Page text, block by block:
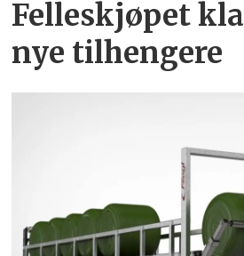
Felleskjøpet
nye tilhengere